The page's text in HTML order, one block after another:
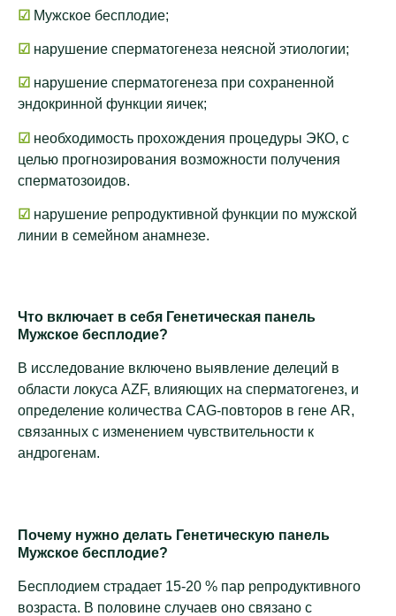
☑ Мужское бесплодие;
☑ нарушение сперматогенеза неясной этиологии;
☑ нарушение сперматогенеза при сохраненной
эндокринной функции яичек;
☑ необходимость прохождения процедуры ЭКО, с
целью прогнозирования возможности получения
сперматозоидов.
☑ нарушение репродуктивной функции по мужской
линии в семейном анамнезе.
Что включает в себя Генетическая панель
Мужское бесплодие?
В исследование включено выявление делеций в
области локуса AZF, влияющих на сперматогенез, и
определение количества CAG-повторов в гене AR,
связанных с изменением чувствительности к
андрогенам.
Почему нужно делать Генетическую панель
Мужское бесплодие?
Бесплодием страдает 15-20 % пар репродуктивного
возраста. В половине случаев оно связано с